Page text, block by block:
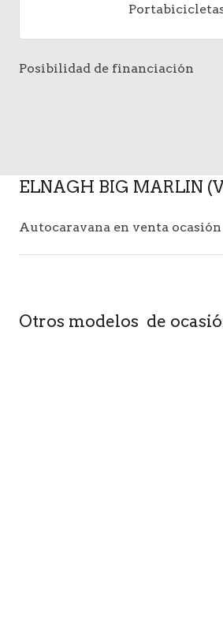
Posibilidad de financiación
ELNAGH BIG MARLIN
Autocaravana en venta
Otros modelos de